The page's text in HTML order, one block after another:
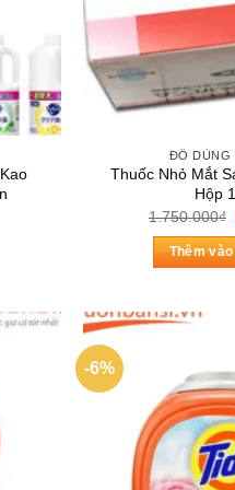
ĐỒ DÙNG
Thuốc Nhỏ Mắt
Hộp
1.750.000₫
Thêm
-6%